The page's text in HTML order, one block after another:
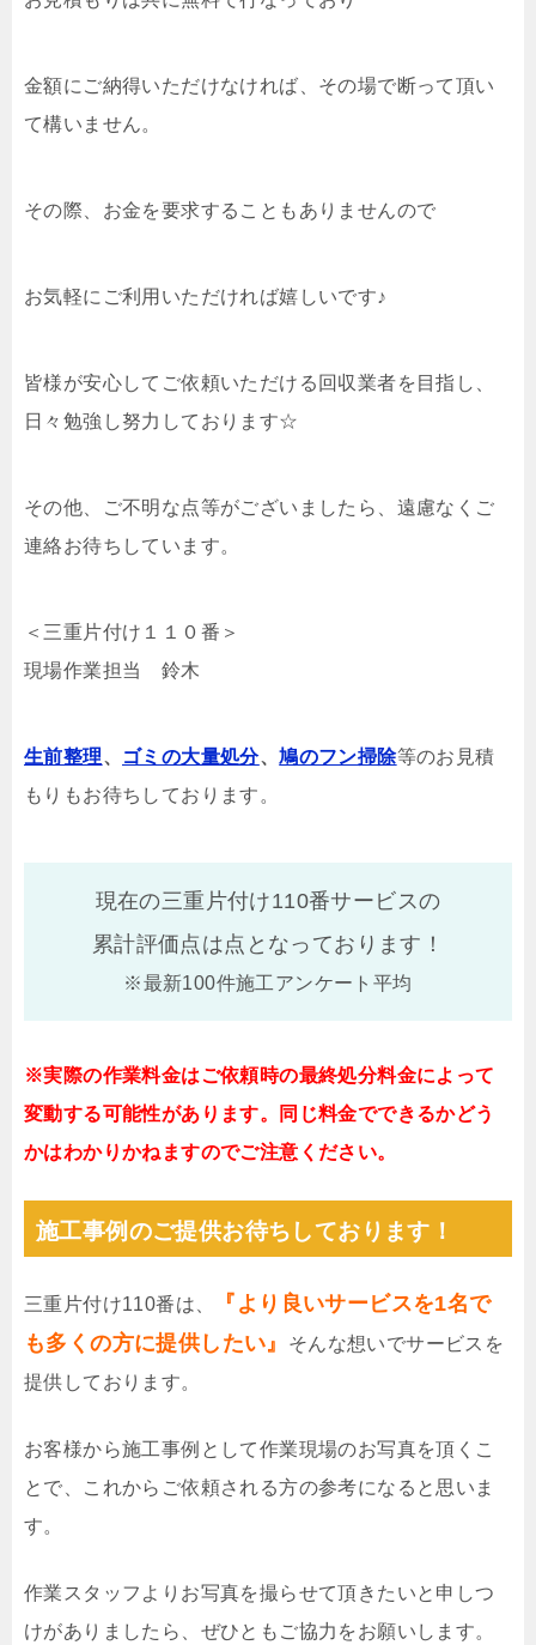
金額にご納得いただけなければ、その場で断って頂い
て構いません。
その際、お金を要求することもありませんので
お気軽にご利用いただければ嬉しいです♪
皆様が安心してご依頼いただける回収業者を目指し、
日々勉強し努力しております☆
その他、ご不明な点等がございましたら、遠慮なくご
連絡お待ちしています。
＜三重片付け１１０番＞
現場作業担当 鈴木
生前整理、 ゴミの大量処分、鳩のフン掃除等のお見積
もりもお待ちしております。
現在の三重片付け110番サービスの
累計評価点は点となっております！
※最新100件施工アンケート平均
※実際の作業料金はご依頼時の最終処分料金によって
変動する可能性があります。同じ料金でできるかどう
かはわかりかねますのでご注意ください。
施工事例のご提供お待ちしております！
三重片付け110番は、
『より良いサービスを1名で
も多くの方に提供したい』
そんな想いでサービスを
提供しております。
お客様から施工事例として作業現場のお写真を頂くこ
とで、これからご依頼される方の参考になると思いま
す。
作業スタッフよりお写真を撮らせて頂きたいと申しつ
けがありましたら、ぜひともご協力をお願いします。